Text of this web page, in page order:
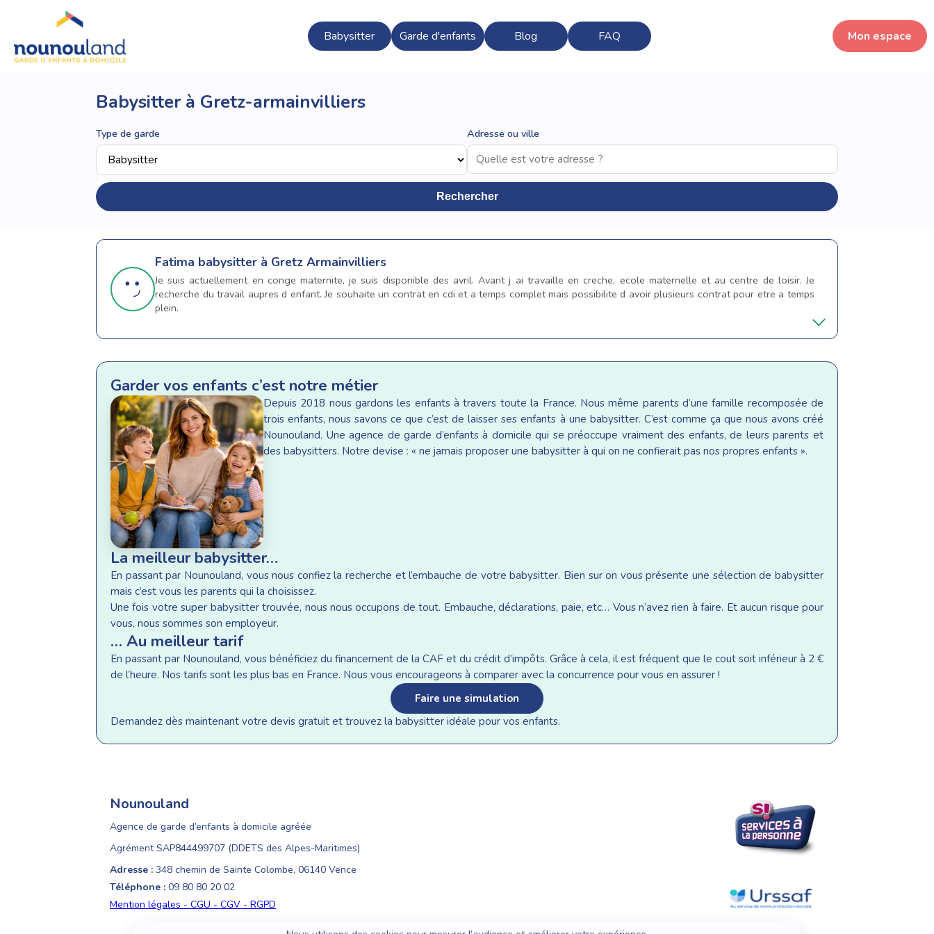
Babysitter Garde d'enfants Blog FAQ Mon espace
Babysitter à Gretz-armainvilliers
Type de garde Adresse ou ville
Rechercher
Fatima babysitter à Gretz Armainvilliers
Je suis actuellement en conge maternite, je suis disponible des avril. Avant j ai travaille en creche, ecole maternelle et au centre de loisir. Je
recherche du travail aupres d enfant. Je souhaite un contrat en cdi et a temps complet mais possibilite d avoir plusieurs contrat pour etre a temps
plein.
Garder vos enfants c’est notre métier
Depuis 2018 nous gardons les enfants à travers toute la France. Nous même parents d’une famille recomposée de
trois enfants, nous savons ce que c’est de laisser ses enfants à une babysitter. C’est comme ça que nous avons créé
Nounouland. Une agence de garde d’enfants à domicile qui se préoccupe vraiment des enfants, de leurs parents et
des babysitters. Notre devise : « ne jamais proposer une babysitter à qui on ne confierait pas nos propres enfants ».
La meilleur babysitter…
En passant par Nounouland, vous nous confiez la recherche et l’embauche de votre babysitter. Bien sur on vous présente une sélection de babysitter
mais c’est vous les parents qui la choisissez.
Une fois votre super babysitter trouvée, nous nous occupons de tout. Embauche, déclarations, paie, etc… Vous n’avez rien à faire. Et aucun risque pour
vous, nous sommes son employeur.
… Au meilleur tarif
En passant par Nounouland, vous bénéficiez du financement de la CAF et du crédit d’impôts. Grâce à cela, il est fréquent que le cout soit inférieur à 2 €
de l’heure. Nos tarifs sont les plus bas en France. Nous vous encourageons à comparer avec la concurrence pour vous en assurer !
Faire une simulation
Demandez dès maintenant votre devis gratuit et trouvez la babysitter idéale pour vos enfants.
Nounouland
Agence de garde d’enfants à domicile agréée
Agrément SAP844499707 (DDETS des Alpes-Maritimes)
Adresse : 348 chemin de Sainte Colombe, 06140 Vence
Téléphone : 09 80 80 20 02
Mention légales - CGU - CGV - RGPD